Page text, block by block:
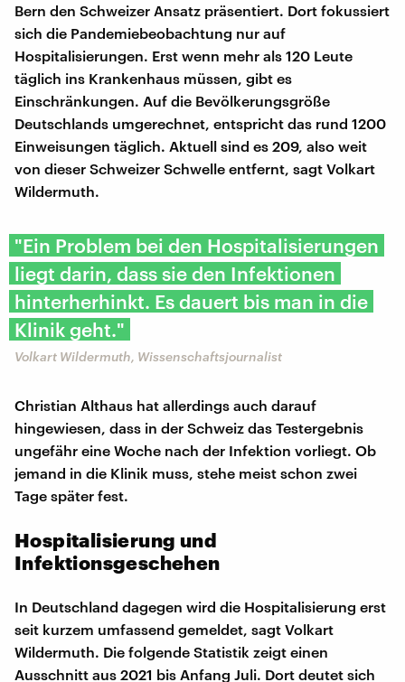
Bern den Schweizer Ansatz präsentiert. Dort fokussiert
sich die Pandemiebeobachtung nur auf
Hospitalisierungen. Erst wenn mehr als 120 Leute
täglich ins Krankenhaus müssen, gibt es
Einschränkungen. Auf die Bevölkerungsgröße
Deutschlands umgerechnet, entspricht das rund 1200
Einweisungen täglich. Aktuell sind es 209, also weit
von dieser Schweizer Schwelle entfernt, sagt Volkart
Wildermuth.
"Ein Problem bei den Hospitalisierungen
liegt darin, dass sie den Infektionen
hinterherhinkt. Es dauert bis man in die
Klinik geht."
Volkart Wildermuth, Wissenschaftsjournalist
Christian Althaus hat allerdings auch darauf
hingewiesen, dass in der Schweiz das Testergebnis
ungefähr eine Woche nach der Infektion vorliegt. Ob
jemand in die Klinik muss, stehe meist schon zwei
Tage später fest.
Hospitalisierung und
Infektionsgeschehen
In Deutschland dagegen wird die Hospitalisierung erst
seit kurzem umfassend gemeldet, sagt Volkart
Wildermuth. Die folgende Statistik zeigt einen
Ausschnitt aus 2021 bis Anfang Juli. Dort deutet sich